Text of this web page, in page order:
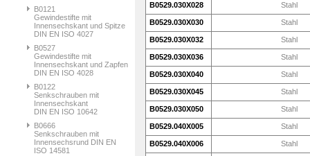
B0121
Gewindestifte mit
Innensechskant und Spitze
DIN EN ISO 4027
B0527
Gewindestifte mit
Innensechskant und Zapfen
DIN EN ISO 4028
B0122
Senkschrauben mit
Innensechskant
DIN EN ISO 10642
B0666
Senkschrauben mit
Innensechsrund DIN EN
ISO 14581
B0529.030X028 Stahl
B0529.030X030 Stahl
B0529.030X032 Stahl
B0529.030X036 Stahl
B0529.030X040 Stahl
B0529.030X045 Stahl
B0529.030X050 Stahl
B0529.040X005 Stahl
B0529.040X006 Stahl